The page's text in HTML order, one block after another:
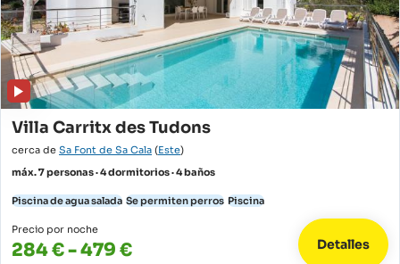
Villa Carritx des Tudons
cerca de Sa Font de Sa Cala (Este)
máx. 7 personas · 4 dormitorios · 4 baños
Piscina de agua salada Se permiten perros Piscina
Precio por noche
284 € - 479 € Detalles